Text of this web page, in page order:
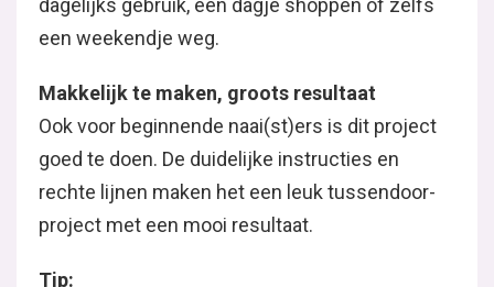
dagelijks gebruik, een dagje shoppen of zelfs
een weekendje weg.
Makkelijk te maken, groots resultaat
Ook voor beginnende naai(st)ers is dit project
goed te doen. De duidelijke instructies en
rechte lijnen maken het een leuk tussendoor-
project met een mooi resultaat.
Tip: